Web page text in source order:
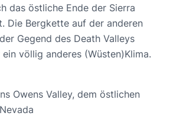
das östliche Ende der Sierra
Die Bergkette auf der anderen
Gegend des Death Valleys
völlig anderes (Wüsten)Klima.
Owens Valley, dem östlichen